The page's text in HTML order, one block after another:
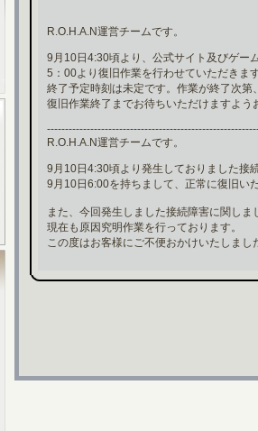
R.O.H.A.N運営チームです。
9月10日4:30頃より、公式サイト及びゲー
5：00より復旧作業を行わせていただきま
終了予定時刻は未定です。作業が終了次
復旧作業終了までお待ちいただけますよう
R.O.H.A.N運営チームです。
9月10日4:30頃より発生しておりました接
9月10日6:00を持ちまして、正常に復旧い
また、今回発生しました接続障害に関しま
現在も原因究明作業を行っております。
この度はお客様にご不便おかけいたしま